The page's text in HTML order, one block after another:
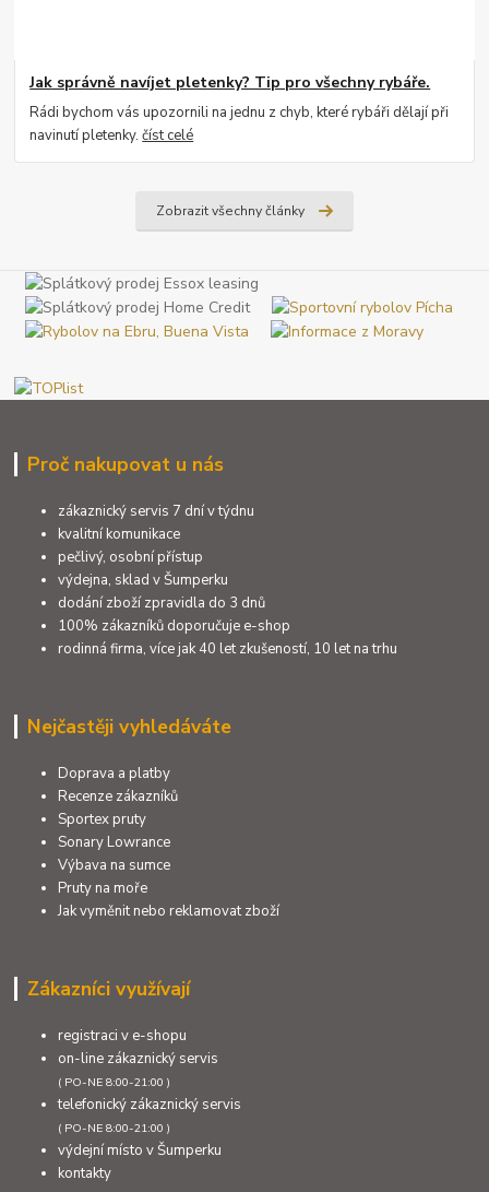
Jak správně navíjet pletenky? Tip pro všechny rybáře.
Rádi bychom vás upozornili na jednu z chyb, které rybáři dělají při
navinutí pletenky.číst celé
Zobrazit všechny články
Proč nakupovat u nás
zákaznický servis 7 dní v týdnu
kvalitní komunikace
pečlivý, osobní přístup
výdejna, sklad v Šumperku
dodání zboží zpravidla do 3 dnů
100% zákazníků doporučuje e-shop
rodinná firma, více jak 40 let zkušeností, 10 let na trhu
Nejčastěji vyhledáváte
Doprava a platby
Recenze zákazníků
Sportex pruty
Sonary Lowrance
Výbava na sumce
Pruty na moře
Jak vyměnit nebo reklamovat zboží
Zákazníci využívají
registraci v e-shopu
on-line zákaznický servis
( PO-NE 8:00-21:00 )
telefonický zákaznický servis
( PO-NE 8:00-21:00 )
výdejní místo v Šumperku
kontakty